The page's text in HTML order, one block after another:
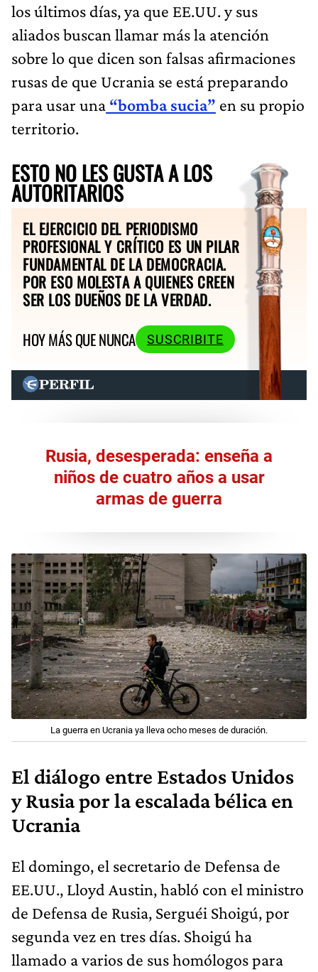
los últimos días, ya que EE.UU. y sus
aliados buscan llamar más la atención
sobre lo que dicen son falsas afirmaciones
rusas de que Ucrania se está preparando
para usar una “bomba sucia” en su propio
territorio.
ESTO NO LES GUSTA A LOS
AUTORITARIOS
EL EJERCICIO DEL PERIODISMO
PROFESIONAL Y CRÍTICO ES UN PILAR
FUNDAMENTAL DE LA DEMOCRACIA.
POR ESO MOLESTA A QUIENES CREEN
SER LOS DUEÑOS DE LA VERDAD.
HOY MÁS QUE NUNCA
SUSCRIBITE
Rusia, desesperada: enseña a
niños de cuatro años a usar
armas de guerra
La guerra en Ucrania ya lleva ocho meses de duración.
El diálogo entre Estados Unidos
y Rusia por la escalada bélica en
Ucrania
El domingo, el secretario de Defensa de
EE.UU., Lloyd Austin, habló con el ministro
de Defensa de Rusia, Serguéi Shoigú, por
segunda vez en tres días. Shoigú ha
llamado a varios de sus homólogos para